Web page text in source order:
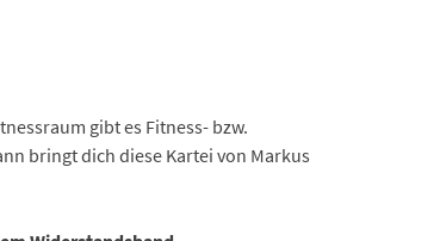
gibt es Fitness- bzw.
bringt dich diese Kartei von Markus